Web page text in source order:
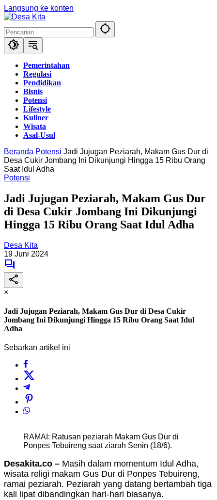
Langsung ke konten
Pemerintahan
Regulasi
Pendidikan
Bisnis
Potensi
Lifestyle
Kuliner
Wisata
Asal-Usul
Beranda Potensi Jadi Jujugan Peziarah, Makam Gus Dur di
Desa Cukir Jombang Ini Dikunjungi Hingga 15 Ribu Orang
Saat Idul Adha
Potensi
Jadi Jujugan Peziarah, Makam Gus Dur
di Desa Cukir Jombang Ini Dikunjungi
Hingga 15 Ribu Orang Saat Idul Adha
Desa Kita
19 Juni 2024
×
Jadi Jujugan Peziarah, Makam Gus Dur di Desa Cukir
Jombang Ini Dikunjungi Hingga 15 Ribu Orang Saat Idul
Adha
Sebarkan artikel ini
RAMAI: Ratusan peziarah Makam Gus Dur di
Ponpes Tebuireng saat ziarah Senin (18/6).
Desakita.co – Masih dalam momentum Idul Adha,
wisata religi makam Gus Dur di Ponpes Tebuireng,
ramai peziarah. Peziarah yang datang bertambah tiga
kali lipat dibandingkan hari-hari biasanya.